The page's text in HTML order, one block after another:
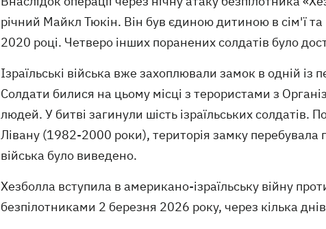
річний Майкл Тюкін. Він був єдиною дитиною в сім'ї та
2020 році. Четверо інших поранених солдатів було
Ізраїльські війська вже захоплювали замок в одній
Солдати билися на цьому місці з терористами з
людей. У битві загинули шість ізраїльських солдатів.
Лівану (1982-2000 роки), територія замку перебувала
війська було виведено.
Хезболла вступила в американо-ізраїльську війну
безпілотниками 2 березня 2026 року, через кілька